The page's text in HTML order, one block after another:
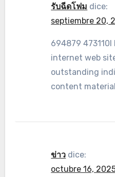
รับฉีดโฟม dice:
septiembre 20,
694879
internet web
outstanding
content material
ข่าว dice:
octubre 16,